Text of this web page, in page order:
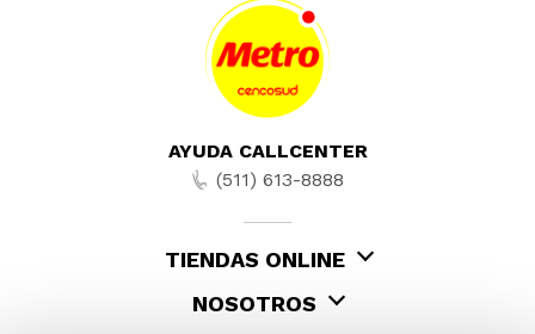
AYUDA CALLCENTER
(511) 613-8888
TIENDAS ONLINE
NOSOTROS